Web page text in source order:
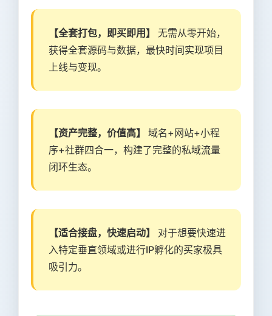
【全套打包，即买即用】
无需从零开始，
获得全套源码与数据，最快时间实现项目
上线与变现。
【资产完整，价值高】
域名+网站+小程
序+社群四合一，构建了完整的私域流量
闭环生态。
【适合接盘，快速启动】
对于想要快速进
入特定垂直领域或进行IP孵化的买家极具
吸引力。